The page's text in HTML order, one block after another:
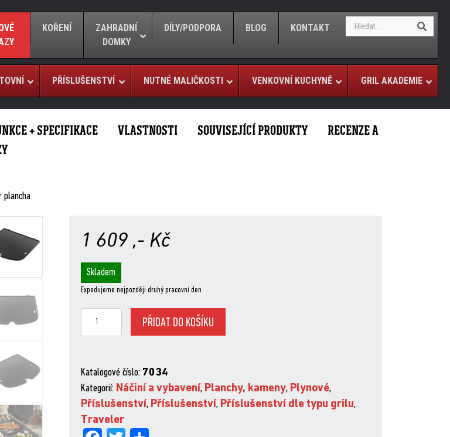
KOŘENÍ
ZAHRADNÍ
DOMKY
DÍLY/PODPORA BLOG KONTAKT
r
c
h
e
c
PŘÍSLUŠENSTVÍ NUTNÉ MALIČKOSTI VENKOVNÍ KUCHYNĚ GRIL AKADEMIE
+ SPECIFIKACE VLASTNOSTI SOUVISEJÍCÍ PRODUKTY
RECENZE A
1 609 ,- Kč
Skladem
Expedujeme nejpozději druhý pracovní den
Traveler
PŘIDAT DO KOŠÍKU
Katalogové číslo: 7034
Kategorií: Náčiní a vybavení, Planchy, kameny, Plynové,
Příslušenství, Příslušenství, Příslušenství dle typu grilu,
Traveler